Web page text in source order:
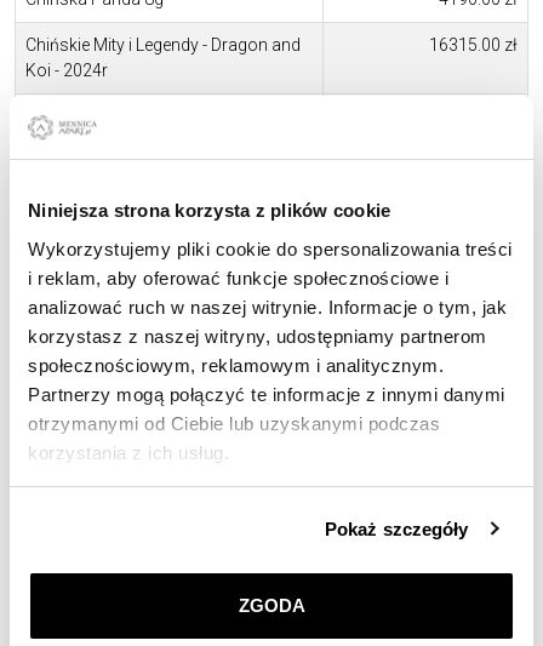
Niniejsza strona korzysta z plików cookie
Wykorzystujemy pliki cookie do spersonalizowania treści
i reklam, aby oferować funkcje społecznościowe i
analizować ruch w naszej witrynie. Informacje o tym, jak
korzystasz z naszej witryny, udostępniamy partnerom
społecznościowym, reklamowym i analitycznym.
Partnerzy mogą połączyć te informacje z innymi danymi
otrzymanymi od Ciebie lub uzyskanymi podczas
korzystania z ich usług.
przez nas plików cookie znajdziesz wPolityce
prywatności.
Pokaż szczegóły
ZGODA
Chińskie Mity i Legendy - Dragon and
Koi - 2024r
16315.00 zł
City Views - Paris 1oz Proof
City Views Paris 2oz - Proof 31206.00 zł
D-Day 2024 UK 50p Gold Proof
Dinosaurs: Iconic Specimens -
Diplodocus 1/4oz Proof
4431.00 zł
Dinosaurs: Iconic Specimens -
Stegosaurus 1/4oz Proof
Dinosaurs: Iconic Specimens -
Tyrannosaurus 1/4oz Proof
4431.00 zł
Filharmonik Wiedeński 1/10 oz
Filharmonik Wiedeński 1/4 oz